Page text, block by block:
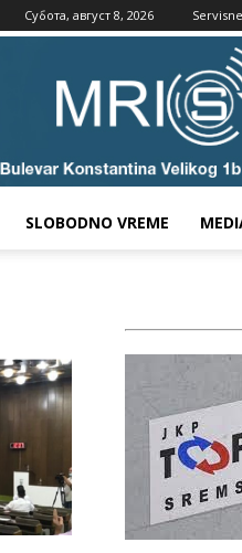
Субота, август 8, 2026
SLOBODNO VREME